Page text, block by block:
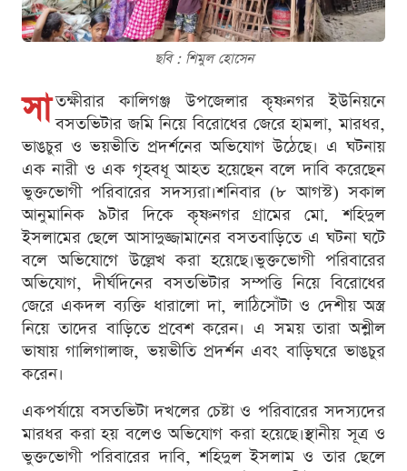
ছবি : শিমুল হোসেন
সা তক্ষীরার কালিগঞ্জ উপজেলার কৃষ্ণনগর ইউনিয়নে
বসতভিটার জমি নিয়ে বিরোধের জেরে হামলা, মারধর,
ভাঙচুর ও ভয়ভীতি প্রদর্শনের অভিযোগ উঠেছে। এ ঘটনায়
এক নারী ও এক গৃহবধূ আহত হয়েছেন বলে দাবি করেছেন
ভুক্তভোগী পরিবারের সদস্যরা।শনিবার (৮ আগস্ট) সকাল
আনুমানিক ৯টার দিকে কৃষ্ণনগর গ্রামের মো. শহিদুল
ইসলামের ছেলে আসাদুজ্জামানের বসতবাড়িতে এ ঘটনা ঘটে
বলে অভিযোগে উল্লেখ করা হয়েছে।ভুক্তভোগী পরিবারের
অভিযোগ, দীর্ঘদিনের বসতভিটার সম্পত্তি নিয়ে বিরোধের
জেরে একদল ব্যক্তি ধারালো দা, লাঠিসোঁটা ও দেশীয় অস্ত্র
নিয়ে তাদের বাড়িতে প্রবেশ করেন। এ সময় তারা অশ্লীল
ভাষায় গালিগালাজ, ভয়ভীতি প্রদর্শন এবং বাড়িঘরে ভাঙচুর
করেন।
একপর্যায়ে বসতভিটা দখলের চেষ্টা ও পরিবারের সদস্যদের
মারধর করা হয় বলেও অভিযোগ করা হয়েছে।স্থানীয় সূত্র ও
ভুক্তভোগী পরিবারের দাবি, শহিদুল ইসলাম ও তার ছেলে